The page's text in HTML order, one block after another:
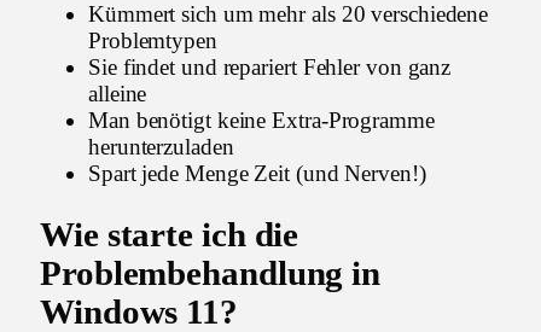
Kümmert sich um mehr als 20 verschiedene
Problemtypen
Sie findet und repariert Fehler von ganz
alleine
Man benötigt keine Extra-Programme
herunterzuladen
Spart jede Menge Zeit (und Nerven!)
Wie starte ich die
Problembehandlung in
Windows 11?